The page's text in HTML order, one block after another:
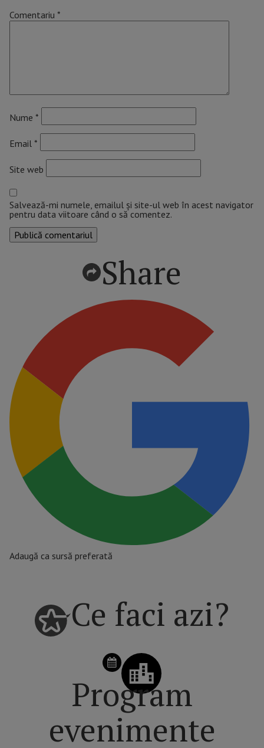
Comentariu *
Nume *
Email *
Site web
Salvează-mi numele, emailul și site-ul web în acest navigator
pentru data viitoare când o să comentez.
Share
Adaugă ca sursă preferată
Ce faci azi?
Program
evenimente